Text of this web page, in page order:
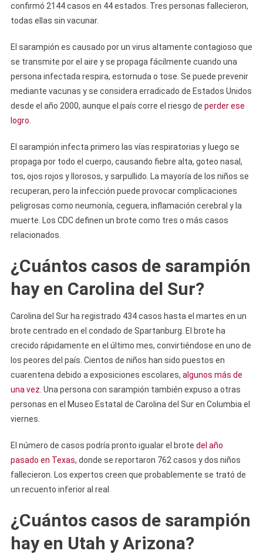
confirmó 2144 casos en 44 estados. Tres personas fallecieron,
todas ellas sin vacunar.
El sarampión es causado por un virus altamente contagioso que
se transmite por el aire y se propaga fácilmente cuando una
persona infectada respira, estornuda o tose. Se puede prevenir
mediante vacunas y se considera erradicado de Estados Unidos
desde el año 2000, aunque el país corre el riesgo de perder ese
logro
El sarampión infecta primero las vías respiratorias y luego se
propaga por todo el cuerpo, causando fiebre alta, goteo nasal,
tos, ojos rojos y llorosos, y sarpullido. La mayoría de los niños se
recuperan, pero la infección puede provocar complicaciones
peligrosas como neumonía, ceguera, inflamación cerebral y la
muerte. Los CDC definen un brote como tres o más casos
relacionados.
¿Cuántos casos de sarampión
hay en Carolina del Sur?
Carolina del Sur ha registrado 434 casos hasta el martes en un
brote centrado en el condado de Spartanburg. El brote ha
crecido rápidamente en el último mes, convirtiéndose en uno de
los peores del país. Cientos de niños han sido puestos en
cuarentena debido a exposiciones escolares, algunos más de
una vez . Una persona con sarampión también expuso a otras
personas en el Museo Estatal de Carolina del Sur en Columbia el
viernes.
El número de casos podría pronto igualar el brote del año
pasado en Texas, donde se reportaron 762 casos y dos niños
fallecieron. Los expertos creen que probablemente se trató de
un recuento inferior al real.
¿Cuántos casos de sarampión
hay en Utah y Arizona?